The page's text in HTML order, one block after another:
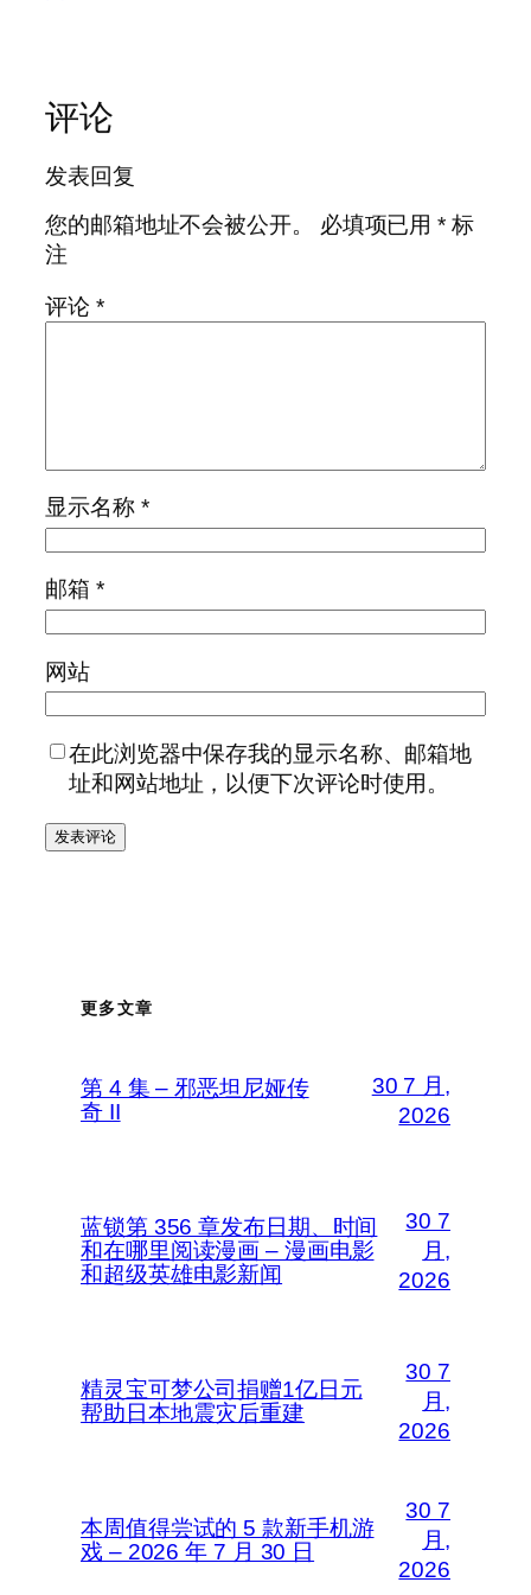
评论
发表回复
您的邮箱地址不会被公开。
必填项已用* 标
注
评论 *
显示名称 *
邮箱 *
网站
在此浏览器中保存我的显示名称、邮箱地
址和网站地址，以便下次评论时使用。
更多文章
第 4 集 – 邪恶坦尼娅传
奇 II
30 7 月,
2026
蓝锁第 356 章发布日期、时间
和在哪里阅读漫画 – 漫画电影
和超级英雄电影新闻
30 7
月,
2026
精灵宝可梦公司捐赠1亿日元
帮助日本地震灾后重建
30 7
月,
2026
本周值得尝试的 5 款新手机游
戏 – 2026 年 7 月 30 日
30 7
月,
2026